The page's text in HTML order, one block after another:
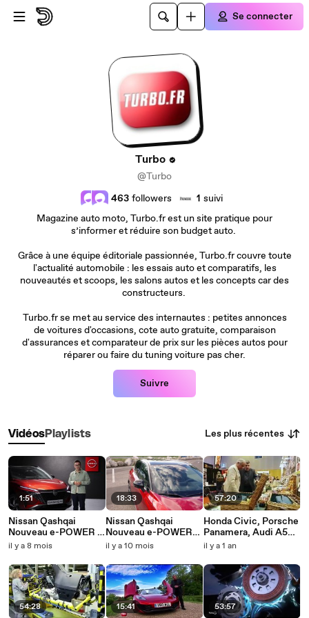
Passer au contenu principal
Se connecter
Turbo
@Turbo
463 followers 1 suivi
Magazine auto moto, Turbo.fr est un site pratique pour
s’informer et réduire son budget auto.
Grâce à une équipe éditoriale passionnée, Turbo.fr couvre toute
l'actualité automobile : les essais auto et comparatifs, les
nouveautés et scoops, les salons autos et les concepts car des
constructeurs.
Turbo.fr se met au service des internautes : petites annonces
de voitures d'occasions, cote auto gratuite, comparaison
d'assurances et comparateur de prix sur les pièces autos pour
réparer ou faire du tuning voiture pas cher.
Suivre
VidéosPlaylists Les plus récentes
1:51
Nissan Qashqai
Nouveau e-POWER :
comment fonctionne
génération de la
technologie Nissan e-
POWER ?
il y a 8 mois
54:28
18:33
Nissan Qashqai
Nouveau e-POWER
challenge : notre
Bordeaux au volant du
crossover hybride
il y a 10 mois
15:41
57:20
Honda Civic, Porsche
Panamera, Audi A5
Sportback - Emission
12/02/2017
il y a 1 an
53:57